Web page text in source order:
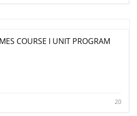
COURSE I UNIT PROGRAM
20